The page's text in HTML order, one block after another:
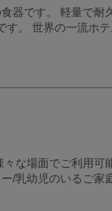
器です。 軽量で耐
す。 世界の一流ホ
な場面でご利用可
/乳幼児のいるご家